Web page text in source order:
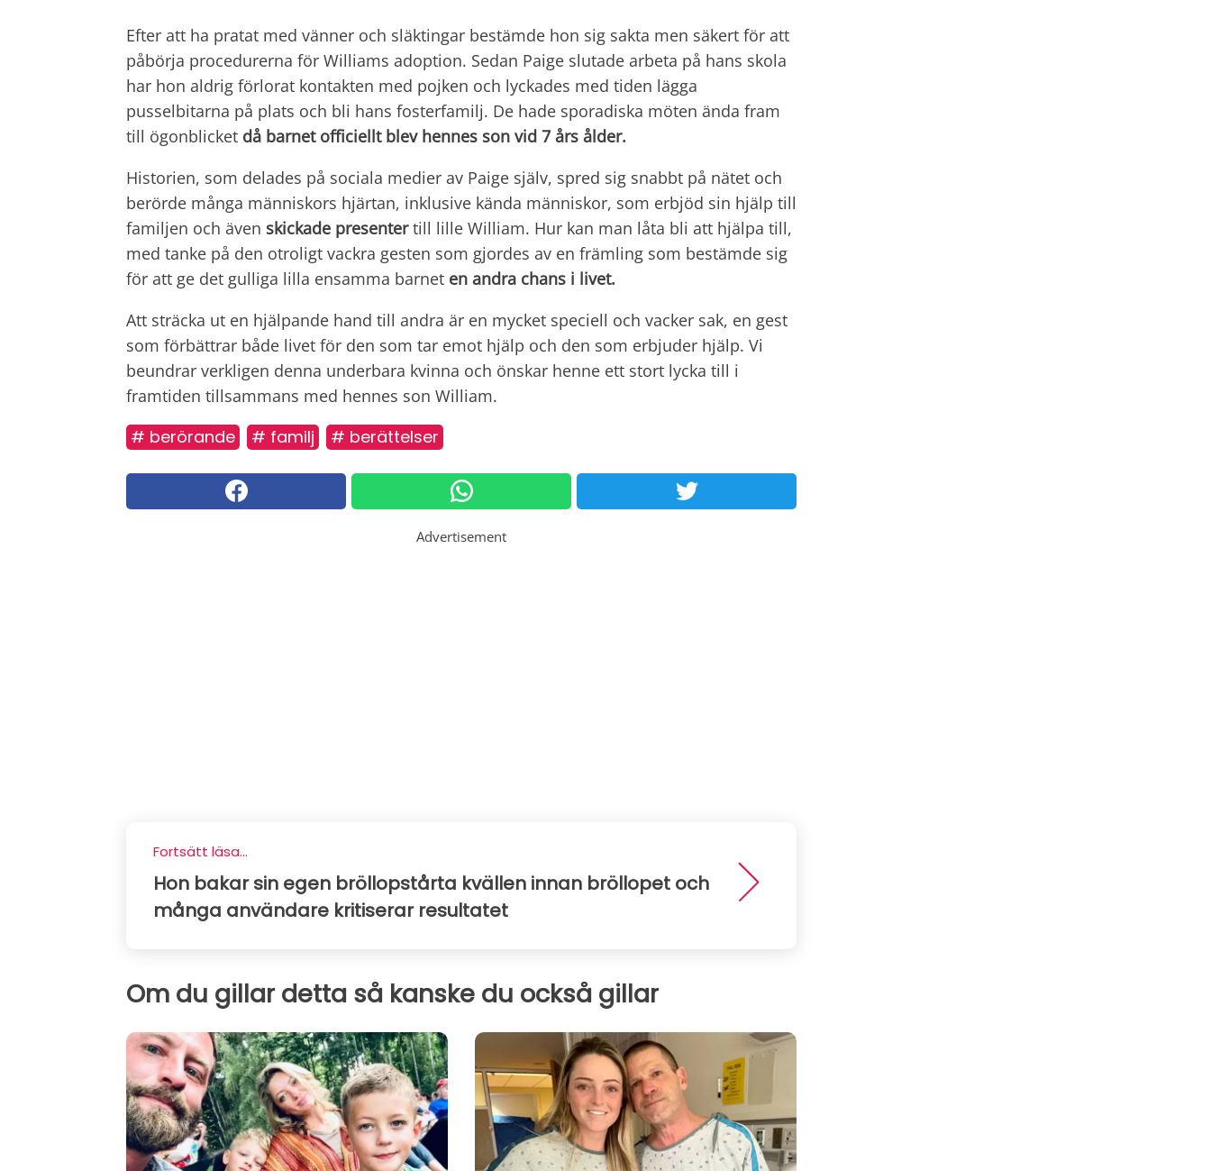
Efter att ha pratat med vänner och släktingar bestämde hon sig sakta men säkert för att
påbörja procedurerna för Williams adoption. Sedan Paige slutade arbeta på hans skola
har hon aldrig förlorat kontakten med pojken och lyckades med tiden lägga
pusselbitarna på plats och bli hans fosterfamilj. De hade sporadiska möten ända fram
till ögonblicket då barnet officiellt blev hennes son vid 7 års ålder.
Historien, som delades på sociala medier av Paige själv, spred sig snabbt på nätet och
berörde många människors hjärtan, inklusive kända människor, som erbjöd sin hjälp till
familjen och även skickade presentertill lille William. Hur kan man låta bli att hjälpa till,
med tanke på den otroligt vackra gesten som gjordes av en främling som bestämde sig
för att ge det gulliga lilla ensamma barnet en andra chans i livet.
Att sträcka ut en hjälpande hand till andra är en mycket speciell och vacker sak, en gest
som förbättrar både livet för den som tar emot hjälp och den som erbjuder hjälp. Vi
beundrar verkligen denna underbara kvinna och önskar henne ett stort lycka till i
framtiden tillsammans med hennes son William.
# berörande # familj # berättelser
Advertisement
Fortsätt läsa...
Hon bakar sin egen bröllopstårta kvällen innan bröllopet och
många användare kritiserar resultatet
Om du gillar detta så kanske du också gillar